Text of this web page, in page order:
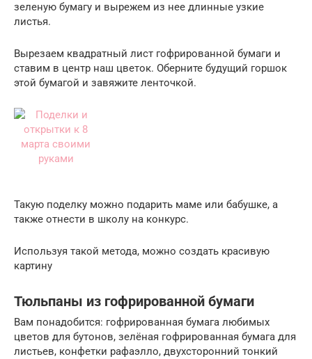
зеленую бумагу и вырежем из нее длинные узкие
листья.
Вырезаем квадратный лист гофрированной бумаги и
ставим в центр наш цветок. Оберните будущий горшок
этой бумагой и завяжите ленточкой.
Такую поделку можно подарить маме или бабушке, а
также отнести в школу на конкурс.
Используя такой метода, можно создать красивую
картину
Тюльпаны из гофрированной бумаги
Вам понадобится: гофрированная бумага любимых
цветов для бутонов, зелёная гофрированная бумага для
листьев, конфетки рафаэлло, двухсторонний тонкий